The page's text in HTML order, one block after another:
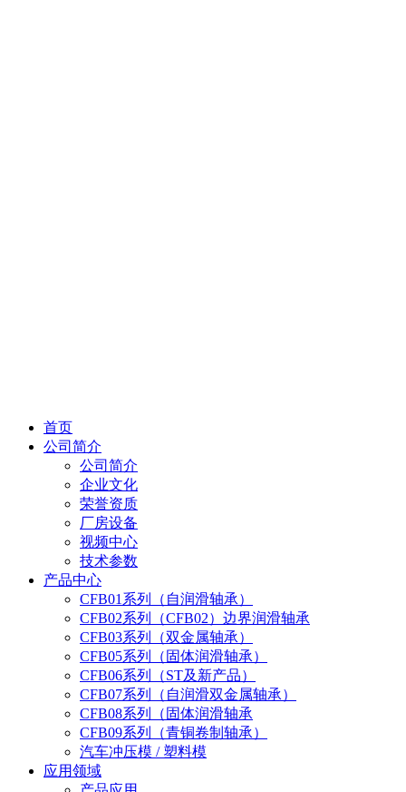
首页
公司简介
公司简介
企业文化
荣誉资质
厂房设备
视频中心
技术参数
产品中心
CFB01系列（自润滑轴承）
CFB02系列（CFB02）边界润滑轴承
CFB03系列（双金属轴承）
CFB05系列（固体润滑轴承）
CFB06系列（ST及新产品）
CFB07系列（自润滑双金属轴承）
CFB08系列（固体润滑轴承
CFB09系列（青铜卷制轴承）
汽车冲压模 / 塑料模
应用领域